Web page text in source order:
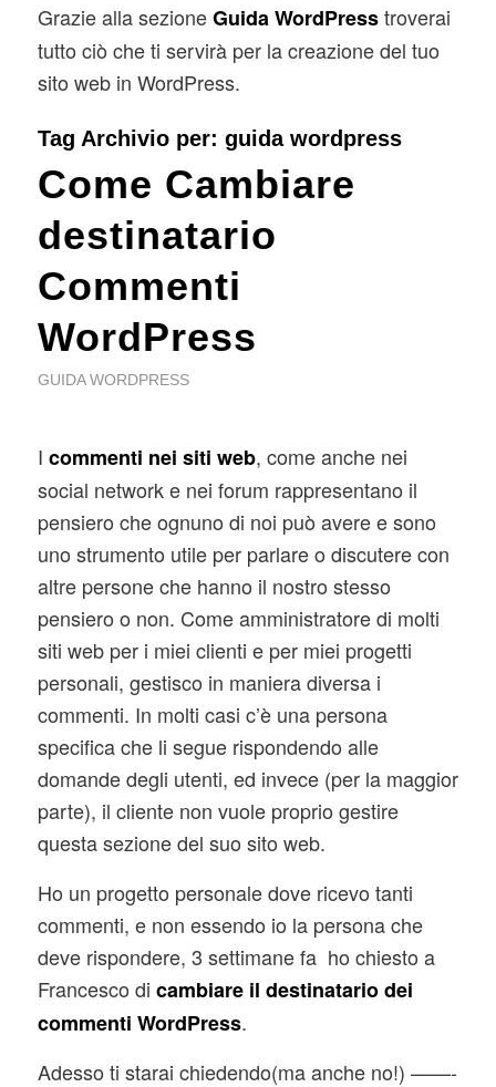
Grazie alla sezioneGuida WordPresstroverai
tutto ciò che ti servirà per la creazione del tuo
sito web in WordPress.
Tag Archivio per: guida wordpress
Come Cambiare
destinatario
Commenti
WordPress
GUIDA WORDPRESS
I commenti nei siti web, come anche nei
social network e nei forum rappresentano il
pensiero che ognuno di noi può avere e sono
uno strumento utile per parlare o discutere con
altre persone che hanno il nostro stesso
pensiero o non. Come amministratore di molti
siti web per i miei clienti e per miei progetti
personali, gestisco in maniera diversa i
commenti. In molti casi c’è una persona
specifica che li segue rispondendo alle
domande degli utenti, ed invece (per la maggior
parte), il cliente non vuole proprio gestire
questa sezione del suo sito web.
Ho un progetto personale dove ricevo tanti
commenti, e non essendo io la persona che
deve rispondere, 3 settimane fa ho chiesto a
Francesco di cambiare il destinatario dei
commenti WordPress.
Adesso ti starai chiedendo(ma anche no!) ——-